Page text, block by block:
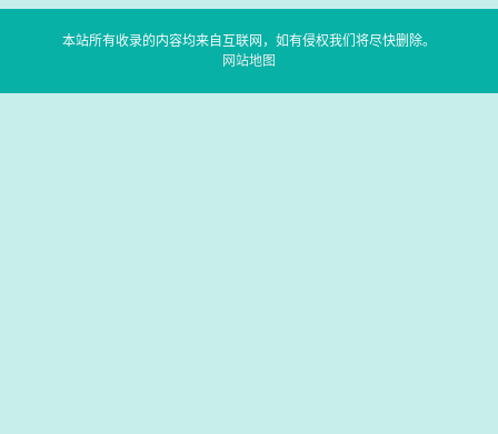
本站所有收录的内容均来自互联网，如有侵权我们将尽快删除。
网站地图